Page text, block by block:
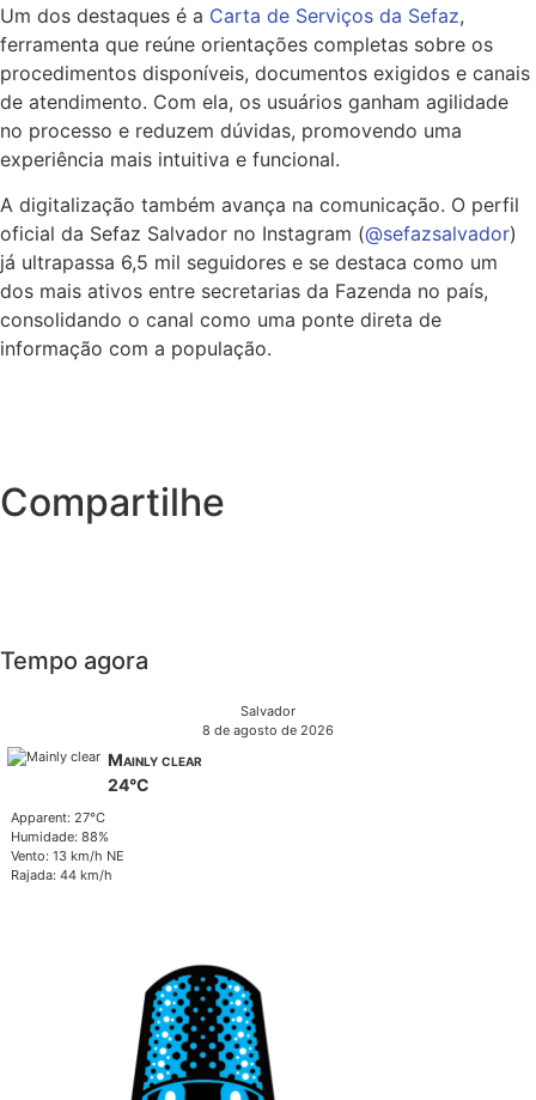
Um dos destaques é a Carta de Serviços da Sefaz,
ferramenta que reúne orientações completas sobre os
procedimentos disponíveis, documentos exigidos e canais
de atendimento. Com ela, os usuários ganham agilidade
no processo e reduzem dúvidas, promovendo uma
experiência mais intuitiva e funcional.
A digitalização também avança na comunicação. O perfil
oficial da Sefaz Salvador no Instagram (@sefazsalvador)
já ultrapassa 6,5 mil seguidores e se destaca como um
dos mais ativos entre secretarias da Fazenda no país,
consolidando o canal como uma ponte direta de
informação com a população.
Compartilhe
Tempo agora
Salvador
8 de agosto de 2026
Mainly clear
24°C
Apparent: 27°C
Humidade: 88%
Vento: 13 km/h NE
Rajada: 44 km/h